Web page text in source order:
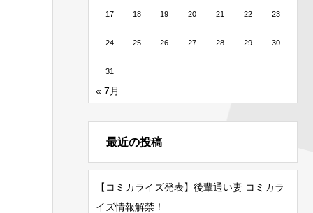
17 18 19 20 21 22 23
24 25 26 27 28 29 30
31
« 7月
最近の投稿
【コミカライズ発表】後輩通い妻 コミカラ
イズ情報解禁！